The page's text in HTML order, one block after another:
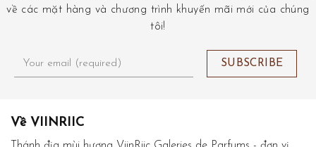
về các mặt hàng và chương trình khuyến mãi mới của chúng
tôi!
Về VIINRIIC